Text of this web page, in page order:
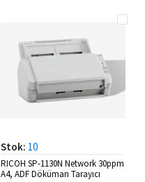
Stok: 10
RICOH SP-1130N Network 30ppm
A4, ADF Döküman Tarayıcı